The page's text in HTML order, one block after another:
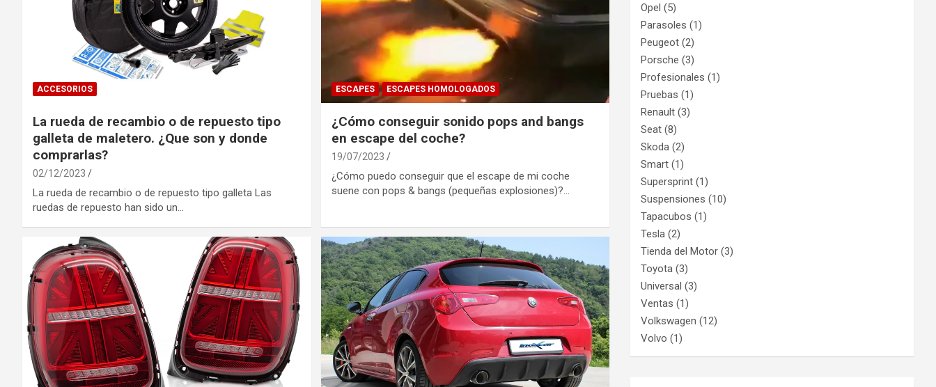
ACCESORIOS
La rueda de recambio o de repuesto tipo
galleta de maletero. ¿Que son y donde
comprarlas?
02/12/2023
La rueda de recambio o de repuesto tipo galleta Las
ruedas de repuesto han sido un…
ESCAPES ESCAPES HOMOLOGADOS
¿Cómo conseguir sonido pops and bangs
en escape del coche?
19/07/2023
¿Cómo puedo conseguir que el escape de mi coche
suene con pops & bangs (pequeñas explosiones)?…
Opel (5)
Parasoles (1)
Peugeot (2)
Porsche (3)
Profesionales (1)
Pruebas (1)
Renault (3)
Seat (8)
Skoda (2)
Smart (1)
Supersprint (1)
Suspensiones (10)
Tapacubos (1)
Tesla (2)
Tienda del Motor (3)
Toyota (3)
Universal (3)
Ventas (1)
Volkswagen (12)
Volvo (1)